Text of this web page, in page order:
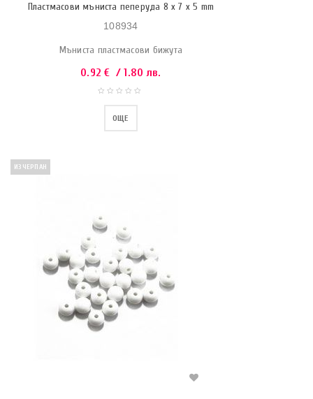
Пластмасови мъниста пеперуда 8 x 7 x 5 mm
108934
Мъниста пластмасови бижута
0.92€ / 1.80 лв.
ОЩЕ
ИЗЧЕРПАН